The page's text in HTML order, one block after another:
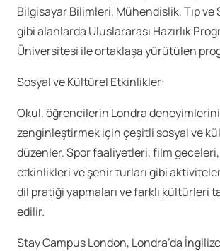
Bilgisayar Bilimleri, Mühendislik, Tıp ve
gibi alanlarda Uluslararası Hazırlık
Üniversitesi ile ortaklaşa yürütülen
Sosyal ve Kültürel Etkinlikler:
Okul, öğrencilerin Londra deneyimlerini
zenginleştirmek için çeşitli sosyal ve
düzenler. Spor faaliyetleri, film
etkinlikleri ve şehir turları gibi
dil pratiği yapmaları ve farklı kültürleri
edilir.
Stay Campus London, Londra’da